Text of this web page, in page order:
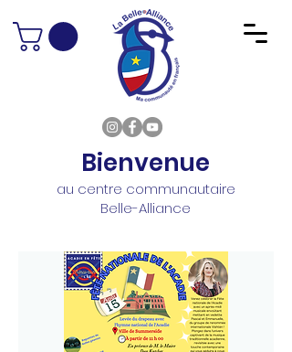
Bienvenue
au centre communautaire
Belle-Alliance